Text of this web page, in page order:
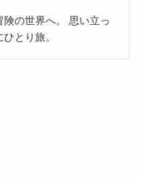
の世界へ。 思い立っ
とり旅。